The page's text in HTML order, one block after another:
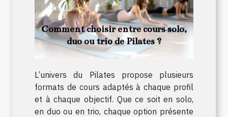
Comment choisir entre cours solo,
duo ou trio de Pilates ?
L’univers du Pilates propose plusieurs
formats de cours adaptés à chaque profil
et à chaque objectif. Que ce soit en solo,
en duo ou en trio, chaque option présente